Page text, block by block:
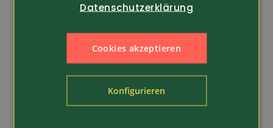
Datenschutzerklärung
Cookies akzeptieren
Konfigurieren